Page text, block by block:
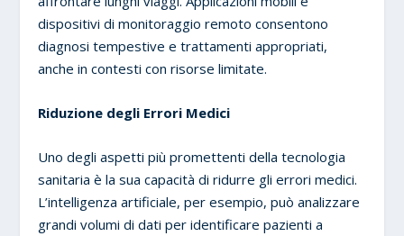
dispositivi di monitoraggio remoto consentono
diagnosi tempestive e trattamenti appropriati,
anche in contesti con risorse limitate.
Riduzione degli Errori Medici
Uno degli aspetti più promettenti della tecnologia
sanitaria è la sua capacità di ridurre gli errori medici.
L’intelligenza artificiale, per esempio, può analizzare
grandi volumi di dati per identificare pazienti a